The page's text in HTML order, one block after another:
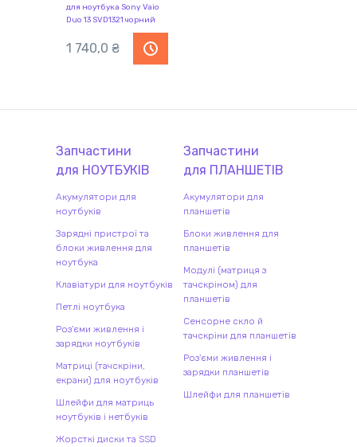
для ноутбука Sony Vaio
Duo 13 SVD1321 чорний
1 740,0 ₴
Запчастини
для НОУТБУКІВ
Акумулятори для
ноутбуків
Зарядні пристрої та
блоки живлення для
ноутбука
Клавіатури для ноутбуків
Петлі ноутбука
Роз'єми живлення і
зарядки ноутбуків
Матриці (тачскріни,
екрани) для ноутбуків
Шлейфи для матриць
ноутбуків і нетбуків
Жорсткі диски та SSD
Запчастини
для ПЛАНШЕТІВ
Акумулятори для
планшетів
Блоки живлення для
планшетів
Модулі (матриця з
тачскріном) для
планшетів
Сенсорне скло й
тачскріни для планшетів
Роз'єми живлення і
зарядки планшетів
Шлейфи для планшетів